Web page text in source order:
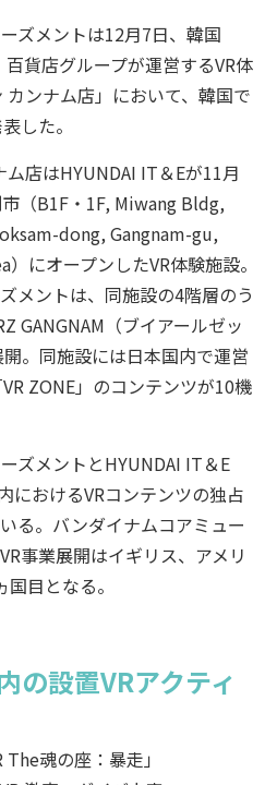
ズメントは12月7日、韓国
貨店グループが運営するVR体
ンナム店」において、韓国で
した。
店はHYUNDAI IT＆Eが11月
（B1F・1F, Miwang Bldg,
dong, Gangnam-gu,
にオープンしたVR体験施設。
メントは、同施設の4階層のう
GANGNAM（ブイアールゼッ
。同施設には日本国内で運営
ZONE」のコンテンツが10機
ズメントとHYUNDAI IT＆E
におけるVRコンテンツの独占
る。バンダイナムコアミュー
事業展開はイギリス、アメリ
目となる。
の設置VRアクティ
魂の座：暴走」